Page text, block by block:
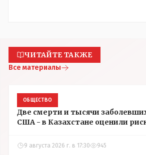
ЧИТАЙТЕ ТАКЖЕ
Все материалы
ОБЩЕСТВО
Две смерти и тысячи
США - в Казахстане оценили
9 августа 2026 г. в 17:30 945